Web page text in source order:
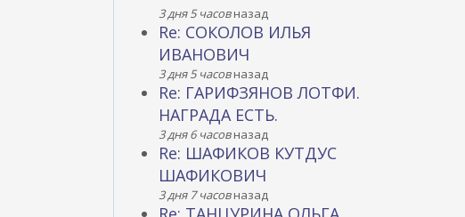
3 дня 5 часовназад
Re: СОКОЛОВ ИЛЬЯ
ИВАНОВИЧ
3 дня 5 часовназад
Re: ГАРИФЗЯНОВ ЛОТФИ.
НАГРАДА ЕСТЬ.
3 дня 6 часовназад
Re: ШАФИКОВ КУТДУС
ШАФИКОВИЧ
3 дня 7 часовназад